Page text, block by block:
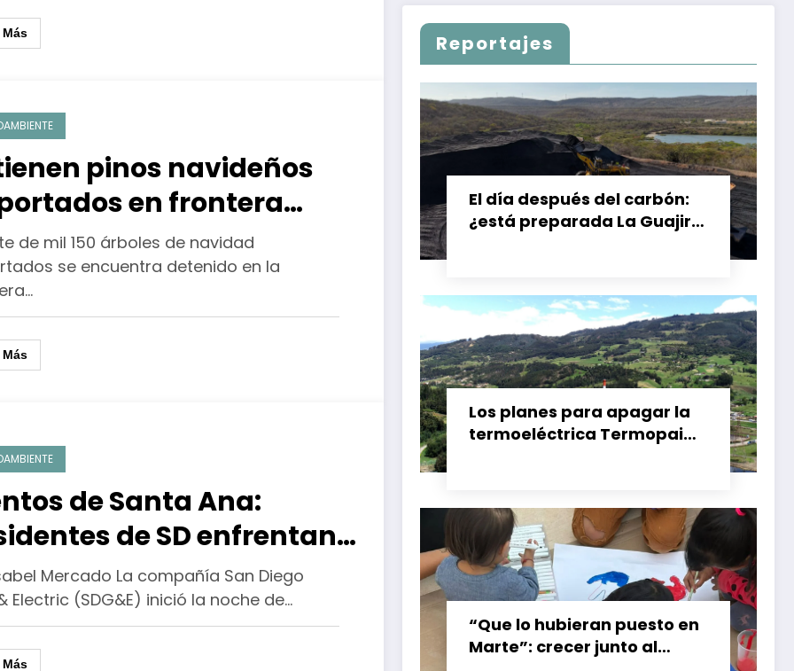
Más
pinos navideños
en frontera
de México
de mil 150 árboles de navidad
se encuentra detenido en la
Más
de Santa Ana:
de SD enfrentan
preventivos de
eléctrica
Mercado La compañía San Diego
Electric (SDG&E) inició la noche de…
Más
Reportajes
El día después del carbón:
¿está preparada La Guajira
Los planes para apagar la
termoeléctrica Termopaipa
“Que lo hubieran puesto en
Marte”: crecer junto al